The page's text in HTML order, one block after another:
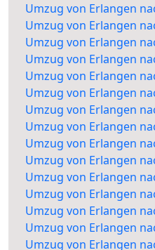
Umzug von Erlangen
Umzug von Erlangen
Umzug von Erlangen
Umzug von Erlangen
Umzug von Erlangen
Umzug von Erlangen
Umzug von Erlangen
Umzug von Erlangen
Umzug von Erlangen
Umzug von Erlangen
Umzug von Erlangen
Umzug von Erlangen
Umzug von Erlangen
Umzug von Erlangen
Umzug von Erlangen